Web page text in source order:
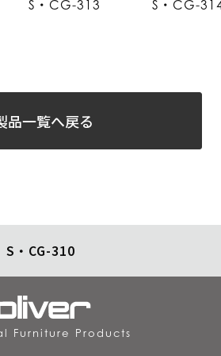
S・CG-313 S・CG-
品一覧へ戻る
S・CG-310
Furniture Products